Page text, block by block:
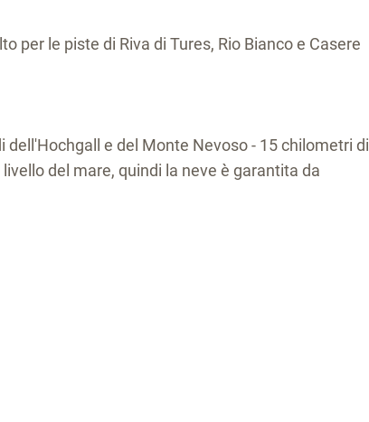
per le piste di Riva di Tures, Rio Bianco e Casere
e del Monte Nevoso - 15 chilometri di
del mare, quindi la neve è garantita da